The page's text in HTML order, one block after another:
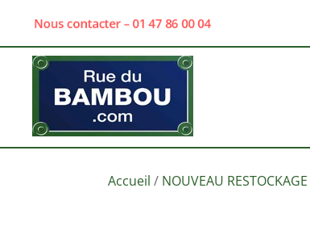
Nous contacter – 01 47 86 00 04
Accueil / NOUVEAU RESTOCKAGE